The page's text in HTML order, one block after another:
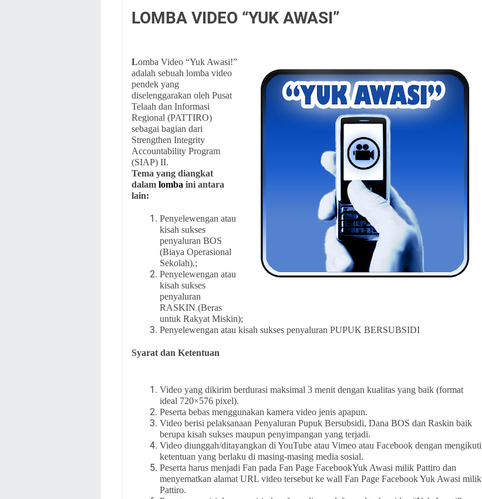
LOMBA VIDEO “YUK AWASI”
Lomba Video “Yuk Awasi!”
adalah sebuah lomba video
pendek yang
diselenggarakan oleh Pusat
Telaah dan Informasi
Regional (PATTIRO)
sebagai bagian dari
Strengthen Integrity
Accountability Program
(SIAP) II.
Tema yang diangkat
dalam lomba ini antara
lain:
Penyelewengan atau
kisah sukses
penyaluran BOS
(Biaya Operasional
Sekolah).;
Penyelewengan atau
kisah sukses
penyaluran
RASKIN (Beras
untuk Rakyat Miskin);
Penyelewengan atau kisah sukses penyaluran PUPUK BERSUBSIDI
Syarat dan Ketentuan
Video yang dikirim berdurasi maksimal 3 menit dengan kualitas yang baik (format
ideal 720×576 pixel).
Peserta bebas menggunakan kamera video jenis apapun.
Video berisi pelaksanaan Penyaluran Pupuk Bersubsidi, Dana BOS dan Raskin baik
berupa kisah sukses maupun penyimpangan yang terjadi.
Video diunggah/ditayangkan di YouTube atau Vimeo atau Facebook dengan mengikuti
ketentuan yang berlaku di masing-masing media sosial.
Peserta harus menjadi Fan pada Fan Page FacebookYuk Awasi milik Pattiro dan
menyematkan alamat URL video tersebut ke wall Fan Page Facebook Yuk Awasi milik
Pattiro.